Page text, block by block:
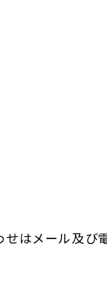
はメール及び